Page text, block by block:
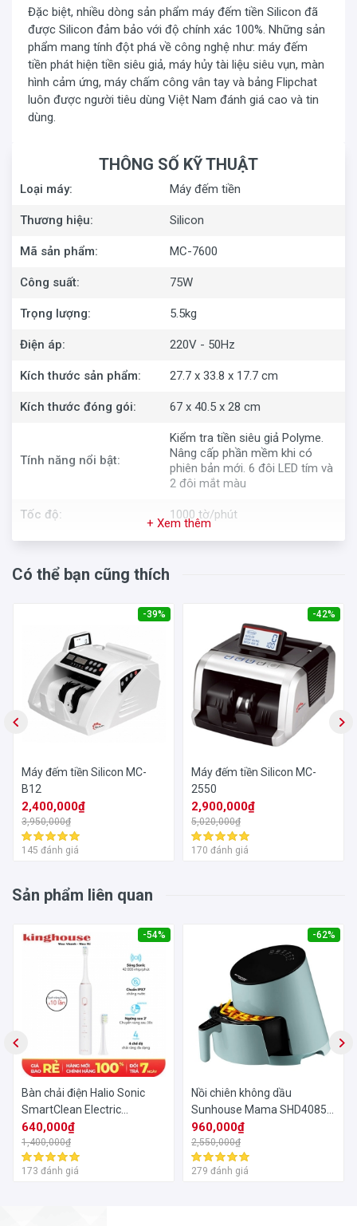
dạng chức năng đếm tự động thông minh như ấn định số
tờ cần đếm, đếm cộng dồn, đếm mẻ, cổng tổng VND
chính xác tuyệt đối, tự động tách tờ tránh bị dính và gây
ra thiếu hụt khi đếm. Đặc biệt,máy đếm tiền Siliconcòn
có thể tự động kiểm tra hoạt động và báo các sự cố về
mắt thần, motor,...trên màn hình, người dùng kịp thời điều
chỉnh, không làm gián đoạn quá trình hoạt động và giúp
Dễ dàng nâng cấp
Máy đếm tiền
Silicon MC-7600được sản xuất trên dây
chất lượng Châu Âu, được giám định bởi các tổ chức
chứng nhận và giám định sản phẩm hàng đầu quốc tế. Sử
mềm khi có phiên bản mới.
Đặc biệt, nhiều dòng sản phẩm máy đếm tiền Silicon đã
được Silicon đảm bảo với độ chính xác 100%. Những sản
phẩm mang tính đột phá về công nghệ như: máy đếm
tiền phát hiện tiền siêu giả, máy hủy tài liệu siêu vụn, màn
hình cảm ứng, máy chấm công vân tay và bảng Flipchat
luôn được người tiêu dùng Việt Nam đánh giá cao và tin
dùng.
THÔNG SỐ KỸ THUẬT
Loại máy: Máy đếm tiền
Thương hiệu: Silicon
Mã sản phẩm: MC-7600
Công suất: 75W
Trọng lượng: 5.5kg
Điện áp: 220V - 50Hz
Kích thước sản phẩm: 27.7 x 33.8 x 17.7 cm
Kích thước đóng gói: 67 x 40.5 x 28 cm
Tính năng nổi bật:
Kiểm tra tiền siêu giả Polyme.
Nâng cấp phần mềm khi có
phiên bản mới. 6 đôi LED tím và
2 đôi mắt màu
Tốc độ: 1000 tờ/phút
Đếm tiền VNĐ, USD, EURO. Phát
Dung tích:
Ngăn chứa tiền Vào/Ra
200/200 tờ
Trọng lượng đóng gói: 6.5kg
Xuất xứ thương hiệu:
Xuất xứ sản phẩm:
Hàng chính hãng - Lắp ráp
Thời gian bảo hành: 12 Tháng
+ Xem thêm
Có thể bạn cũng thích
-39%
Máy đếm tiền Silicon MC-
B12
2,400,000₫
3,950,000₫
145 đánh giá
-42%
Máy đếm tiền Silicon MC-
2550
2,900,000₫
5,020,000₫
170 đánh giá
Sản phẩm liên quan
-54%
Bàn chải điện Halio Sonic
SmartClean Electric
Toothbrush
640,000₫
1,400,000₫
173 đánh giá
-62%
Nồi chiên không dầu
Sunhouse Mama SHD4085G
- 3.5L
960,000₫
2,550,000₫
279 đánh giá